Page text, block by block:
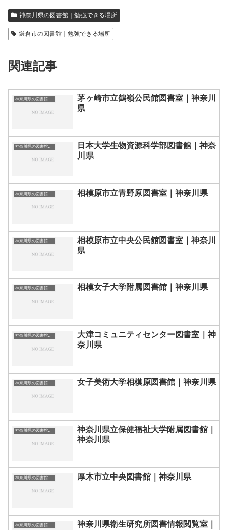
神奈川県の図書館｜勉強できる場所
鎌倉市の図書館｜勉強できる場所
関連記事
神奈川県の図書館｜勉強できる場所
茅ヶ崎市立鶴嶺公民館図書室｜神奈川
県
神奈川県の図書館｜勉強できる場所
日本大学生物資源科学部図書館｜神奈
川県
神奈川県の図書館｜勉強できる場所 相模原市立青野原図書室｜神奈川県
神奈川県の図書館｜勉強できる場所
相模原市立中央公民館図書室｜神奈川
県
神奈川県の図書館｜勉強できる場所 相模女子大学附属図書館｜神奈川県
神奈川県の図書館｜勉強できる場所
大津コミュニティセンター図書室｜神
奈川県
神奈川県の図書館｜勉強できる場所 女子美術大学相模原図書館｜神奈川県
神奈川県の図書館｜勉強できる場所
神奈川県立保健福祉大学附属図書館｜
神奈川県
神奈川県の図書館｜勉強できる場所 厚木市立中央図書館｜神奈川県
神奈川県の図書館｜勉強できる場所
神奈川県衛生研究所図書情報閲覧室｜